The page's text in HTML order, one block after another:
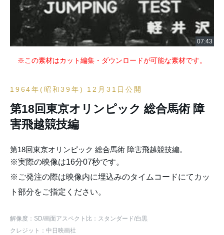
※この素材はカット編集・ダウンロードが可能な素材です。
1964年(昭和39年) 12月31日公開
第18回東京オリンピック 総合馬術 障
害飛越競技編
第18回東京オリンピック 総合馬術 障害飛越競技編。
※実際の映像は16分07秒です。
※ご発注の際は映像内に埋込みのタイムコードにてカッ
ト部分をご指定ください。
解像度：SD/画面アスペクト比：スタンダード/白黒
クレジット：中日映画社